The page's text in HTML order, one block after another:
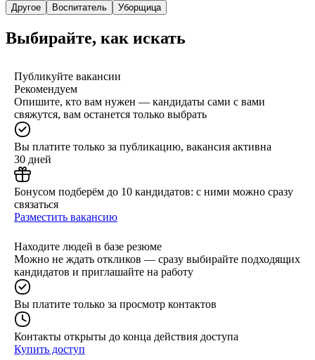
Другое Воспитатель Уборщица
Выбирайте, как искать
Публикуйте вакансии
Рекомендуем
Опишите, кто вам нужен — кандидаты сами с вами
свяжутся, вам останется только выбрать
Вы платите только за публикацию, вакансия активна
30 дней
Бонусом подберём до 10 кандидатов: с ними можно сразу
связаться
Разместить вакансию
Находите людей в базе резюме
Можно не ждать откликов — сразу выбирайте подходящих
кандидатов и приглашайте на работу
Вы платите только за просмотр контактов
Контакты открыты до конца действия доступа
Купить доступ